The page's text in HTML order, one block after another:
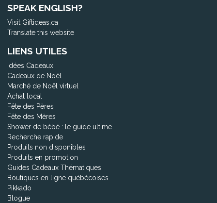
SPEAK ENGLISH?
Visit Giftideas.ca
Translate this website
LIENS UTILES
Idées Cadeaux
Cadeaux de Noël
Marché de Noël virtuel
Achat local
Fête des Pères
Fête des Mères
Shower de bébé : le guide ultime
Recherche rapide
Produits non disponibles
Produits en promotion
Guides Cadeaux Thématiques
Boutiques en ligne québécoises
Pikkado
Blogue